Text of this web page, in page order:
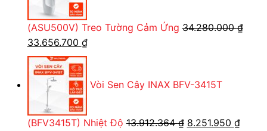
(ASU500V) Treo Tường Cảm Ứng 34.280.000₫
Giá
gốc
là:
34.280.000 ₫.
33.656.700 ₫Giá
hiện
là:
Vòi Sen Cây INAX BFV-3415T
(BFV3415T) Nhiệt Độ 13.912.364₫ Giá
8.251.950 ₫Giá